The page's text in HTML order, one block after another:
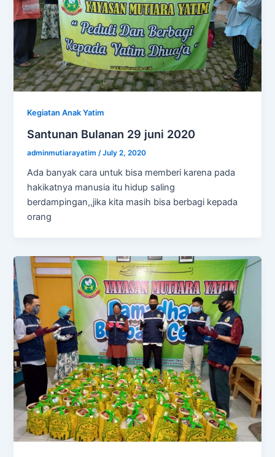
Kegiatan Anak Yatim
Santunan Bulanan 29 juni 2020
adminmutiarayatim /July 2, 2020
Ada banyak cara untuk bisa memberi karena pada
hakikatnya manusia itu hidup saling
berdampingan,,jika kita masih bisa berbagi kepada
orang